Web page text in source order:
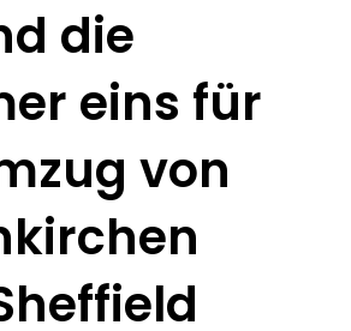
die
eins für
von